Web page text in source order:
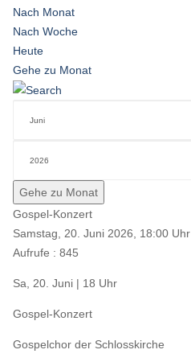
Nach Monat
Nach Woche
Heute
Gehe zu Monat
Gehe zu Monat
Gospel-Konzert
Samstag, 20. Juni 2026, 18:00 Uhr
Aufrufe : 845
Sa, 20. Juni | 18 Uhr
Gospel-Konzert
Gospelchor der Schlosskirche